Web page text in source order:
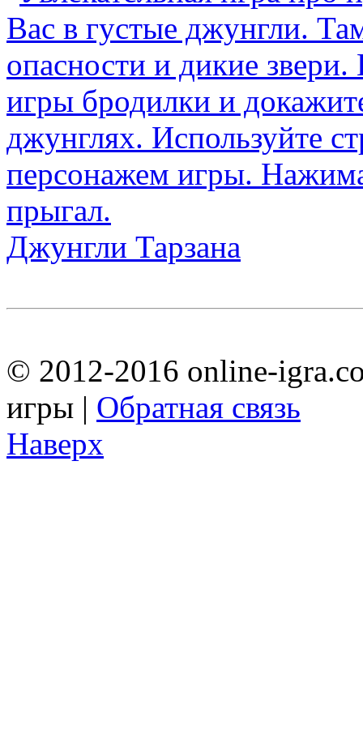
Джунгли Тарзана
© 2012-2016 online-
игры | Обратная связь
Наверх